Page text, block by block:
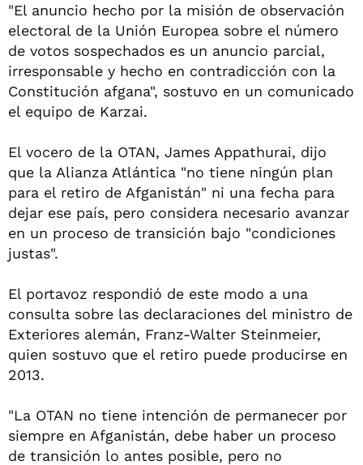
"El anuncio hecho por la misión de observación
electoral de la Unión Europea sobre el número
de votos sospechados es un anuncio parcial,
irresponsable y hecho en contradicción con la
Constitución afgana", sostuvo en un comunicado
el equipo de Karzai.
El vocero de la OTAN, James Appathurai, dijo
que la Alianza Atlántica "no tiene ningún plan
para el retiro de Afganistán" ni una fecha para
dejar ese país, pero considera necesario avanzar
en un proceso de transición bajo "condiciones
justas".
El portavoz respondió de este modo a una
consulta sobre las declaraciones del ministro de
Exteriores alemán, Franz-Walter Steinmeier,
quien sostuvo que el retiro puede producirse en
2013.
"La OTAN no tiene intención de permanecer por
siempre en Afganistán, debe haber un proceso
de transición lo antes posible, pero no